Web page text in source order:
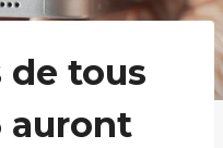
de tous
auront